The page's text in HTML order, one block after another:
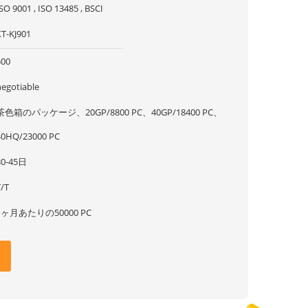
9001 , ISO 13485 , BSCI
KJ901
色箱のパッケージ、20GP/8800 PC、40GP/18400 PC、
23000 PC
45日
T
月あたりの50000 PC